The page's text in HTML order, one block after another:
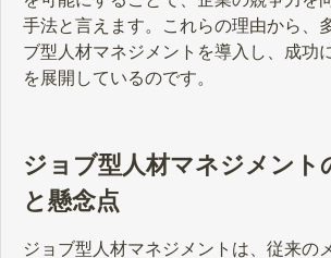
手法と言えます。これらの理由から、
ブ型人材マネジメントを導入し、成功
を展開しているのです。
ジョブ型人材マネジメント
と懸念点
ジョブ型人材マネジメントは、従来の